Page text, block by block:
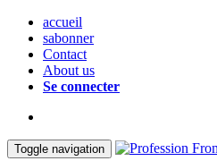
accueil
sabonner
Contact
About us
Se connecter
Toggle navigation